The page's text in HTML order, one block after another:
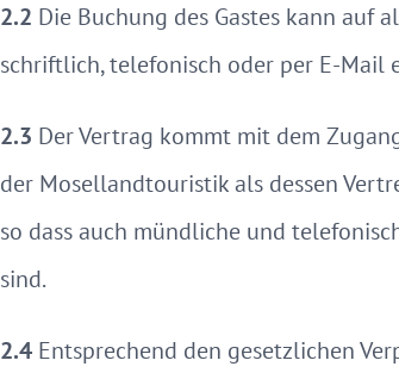
2.2 Die Buchung des Gastes kann auf
schriftlich, telefonisch oder per E-Mail
2.3 Der Vertrag kommt mit dem
der Mosellandtouristik als dessen
so dass auch mündliche und
sind.
2.4 Entsprechend den gesetzlichen